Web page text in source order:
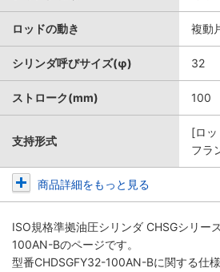
ロッドの動き 複動
シリンダ呼びサイズ(φ) 32
ストローク(mm) 100
支持形式
[ロ
フラ
商品詳細をもっと見る
ISO規格準拠油圧シリンダ CHSGシリー
100AN-Bのページです。
型番CHDSGFY32-100AN-Bに関する仕